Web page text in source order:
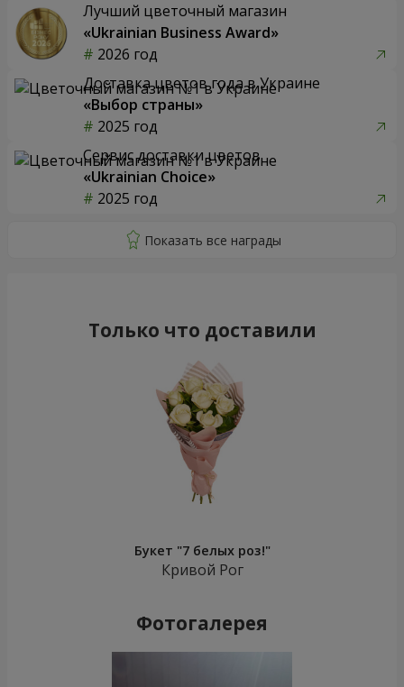
Лучший цветочный магазин
«Ukrainian Business Award»
2026 год
Доставка цветов года в Украине
«Выбор страны»
2025 год
Сервис доставки цветов
«Ukrainian Choice»
2025 год
Только что доставили
Букет "7 белых роз!"
Кривой Рог
Фотогалерея